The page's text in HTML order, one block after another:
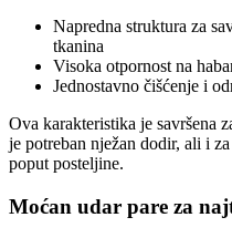
Napredna struktura za
tkanina
Visoka otpornost na
Jednostavno čišćenje i
Ova karakteristika je savršena
je potreban nježan dodir, ali i
poput posteljine.
Moćan udar pare za